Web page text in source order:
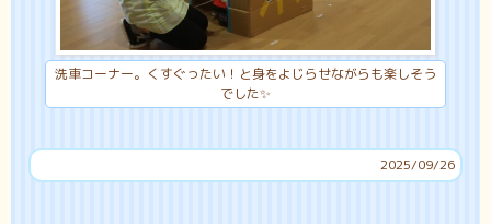
洗車コーナー。くすぐったい！と身をよじらせながらも楽しそう
でした✨
2025/09/26